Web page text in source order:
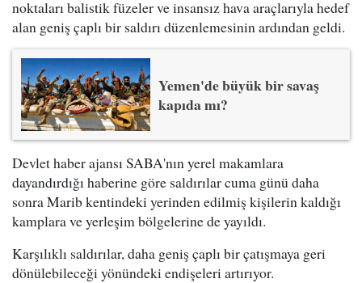
noktaları balistik füzeler ve insansız hava araçlarıyla hedef
alan geniş çaplı bir saldırı düzenlemesinin ardından geldi.
Yemen'de büyük bir savaş
kapıda mı?
Devlet haber ajansı SABA'nın yerel makamlara
dayandırdığı haberine göre saldırılar cuma günü daha
sonra Marib kentindeki yerinden edilmiş kişilerin kaldığı
kamplara ve yerleşim bölgelerine de yayıldı.
Karşılıklı saldırılar, daha geniş çaplı bir çatışmaya geri
dönülebileceği yönündeki endişeleri artırıyor.